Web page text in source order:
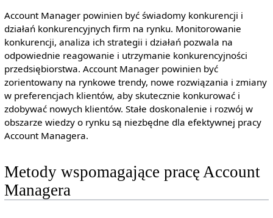
Account Manager powinien być świadomy konkurencji i
działań konkurencyjnych firm na rynku. Monitorowanie
konkurencji, analiza ich strategii i działań pozwala na
odpowiednie reagowanie i utrzymanie konkurencyjności
przedsiębiorstwa. Account Manager powinien być
zorientowany na rynkowe trendy, nowe rozwiązania i zmiany
w preferencjach klientów, aby skutecznie konkurować i
zdobywać nowych klientów. Stałe doskonalenie i rozwój w
obszarze wiedzy o rynku są niezbędne dla efektywnej pracy
Account Managera.
Metody wspomagające pracę Account
Managera